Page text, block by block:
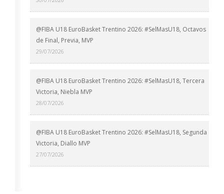
@FIBA U18 EuroBasket Trentino 2026: #SelMasU18, Octavos
de Final, Previa, MVP
29/07/2026
@FIBA U18 EuroBasket Trentino 2026: #SelMasU18, Tercera
Victoria, Niebla MVP
28/07/2026
@FIBA U18 EuroBasket Trentino 2026: #SelMasU18, Segunda
Victoria, Diallo MVP
27/07/2026